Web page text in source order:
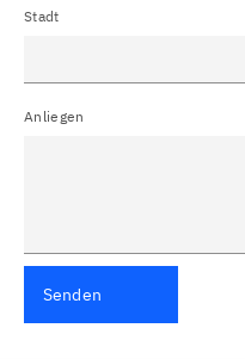
Stadt
Anliegen
Senden